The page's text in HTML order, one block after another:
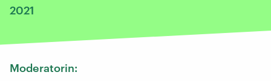
2021
Moderatorin: